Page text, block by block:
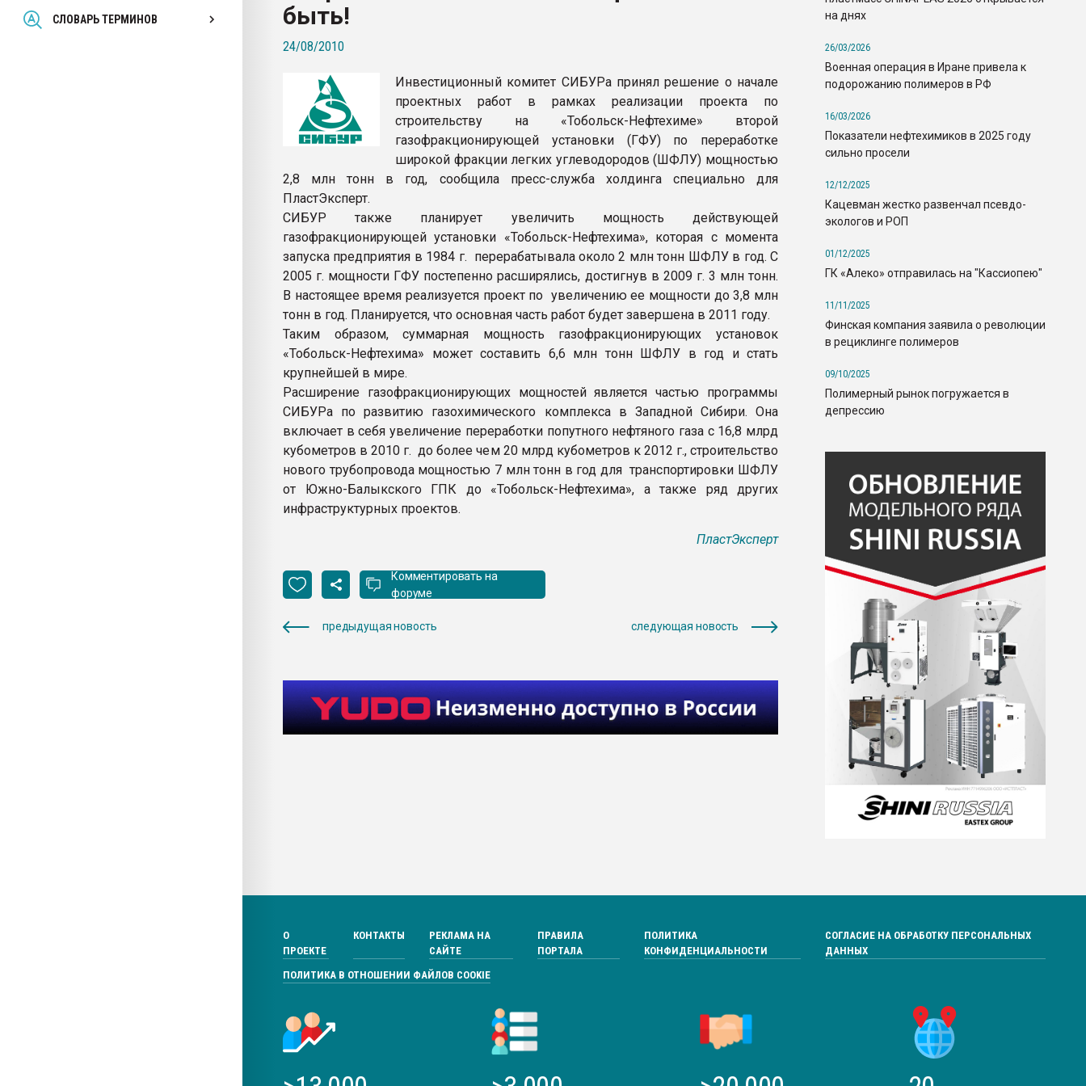
СЛОВАРЬ ТЕРМИНОВ
Всё, что касается выдува ПЭТ
бутылок
ПЕРЕЙТИ НА ФОРУМ
быть!
24/08/2010
Инвестиционный комитет СИБУРа принял решение о начале
проектных работ в рамках реализации проекта по
строительству на «Тобольск-Нефтехиме» второй
газофракционирующей установки (ГФУ) по переработке
широкой фракции легких углеводородов (ШФЛУ) мощностью
2,8 млн тонн в год, сообщила пресс-служба холдинга специально для
ПластЭксперт.
СИБУР также планирует увеличить мощность действующей
газофракционирующей установки «Тобольск-Нефтехима», которая с момента
запуска предприятия в 1984 г. перерабатывала около 2 млн тонн ШФЛУ в год. С
2005 г. мощности ГФУ постепенно расширялись, достигнув в 2009 г. 3 млн тонн.
В настоящее время реализуется проект по увеличению ее мощности до 3,8 млн
тонн в год. Планируется, что основная часть работ будет завершена в 2011 году.
Таким образом, суммарная мощность газофракционирующих установок
«Тобольск-Нефтехима» может составить 6,6 млн тонн ШФЛУ в год и стать
крупнейшей в мире.
Расширение газофракционирующих мощностей является частью программы
СИБУРа по развитию газохимического комплекса в Западной Сибири. Она
включает в себя увеличение переработки попутного нефтяного газа с 16,8 млрд
кубометров в 2010 г. до более чем 20 млрд кубометров к 2012 г., строительство
нового трубопровода мощностью 7 млн тонн в год для транспортировки ШФЛУ
от Южно-Балыкского ГПК до «Тобольск-Нефтехима», а также ряд других
инфраструктурных проектов.
ПластЭксперт
Комментировать на
форуме
предыдущая новость следующая новость
на днях
26/03/2026
Военная операция в Иране привела к
подорожанию полимеров в РФ
16/03/2026
Показатели нефтехимиков в 2025 году
сильно просели
12/12/2025
Кацевман жестко развенчал псевдо-
экологов и РОП
01/12/2025
ГК «Алеко» отправилась на "Кассиопею"
11/11/2025
Финская компания заявила о революции
в рециклинге полимеров
09/10/2025
Полимерный рынок погружается в
депрессию
О
ПРОЕКТЕ
КОНТАКТЫ
РЕКЛАМА НА
САЙТЕ
ПРАВИЛА
ПОРТАЛА
ПОЛИТИКА
КОНФИДЕНЦИАЛЬНОСТИ
СОГЛАСИЕ НА ОБРАБОТКУ ПЕРСОНАЛЬНЫХ
ДАННЫХ
ПОЛИТИКА В ОТНОШЕНИИ ФАЙЛОВ COOKIE